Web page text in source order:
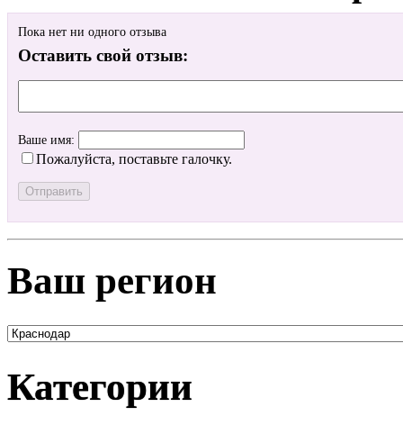
Пока нет ни одного отзыва
Оставить свой отзыв:
Ваше имя:
Пожалуйста, поставьте галочку.
Ваш регион
Категории